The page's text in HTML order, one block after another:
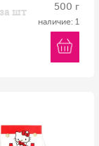
за шт 500 г
наличие: 1